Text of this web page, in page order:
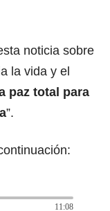
noticia sobre
la vida y el
paz total para
”.
11:08